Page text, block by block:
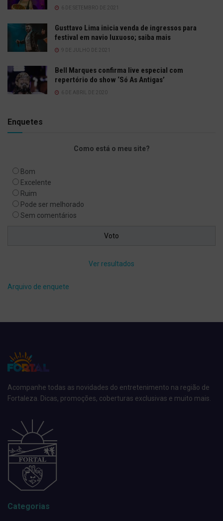
6 DE SETEMBRO DE 2021
Gusttavo Lima inicia venda de ingressos para
festival em navio luxuoso; saiba mais
9 DE JULHO DE 2021
Bell Marques confirma live especial com
repertório do show ‘Só As Antigas’
6 DE ABRIL DE 2020
Enquetes
Como está o meu site?
Bom
Excelente
Ruim
Pode ser melhorado
Sem comentários
Ver resultados
Arquivo de enquete
Acompanhe todas as novidades do entretenimento na região de
Fortaleza. Dicas, promoções, coberturas exclusivas e muito mais.
Categorias